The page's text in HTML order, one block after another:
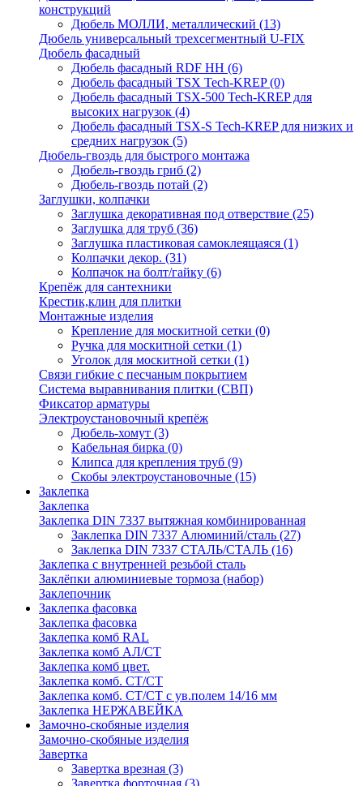
конструкций
Дюбель МОЛЛИ, металлический (13)
Дюбель универсальный трехсегментный U-FIX
Дюбель фасадный
Дюбель фасадный RDF НН (6)
Дюбель фасадный TSX Tech-KREP(0)
Дюбель фасадный TSX-500 Tech-KREP для
высоких нагрузок (4)
Дюбель фасадный TSX-S Tech-KREP для низких и
средних нагрузок (5)
Дюбель-гвоздь для быстрого монтажа
Дюбель-гвоздь гриб (2)
Дюбель-гвоздь потай (2)
Заглушки, колпачки
Заглушка декоративная под отверствие (25)
Заглушка для труб (36)
Заглушка пластиковая самоклеящаяся (1)
Колпачки декор. (31)
Колпачок на болт/гайку (6)
Крепёж для сантехники
Крестик,клин для плитки
Монтажные изделия
Крепление для москитной сетки (0)
Ручка для москитной сетки (1)
Уголок для москитной сетки (1)
Связи гибкие с песчаным покрытием
Система выравнивания плитки (СВП)
Фиксатор арматуры
Электроустановочный крепёж
Дюбель-хомут (3)
Кабельная бирка (0)
Клипса для крепления труб (9)
Скобы электроустановочные (15)
Заклепка
Заклепка
Заклепка DIN 7337 вытяжная комбинированная
Заклепка DIN 7337 Алюминий/сталь (27)
Заклепка DIN 7337 СТАЛЬ/СТАЛЬ (16)
Заклепка с внутренней резьбой сталь
Заклёпки алюминиевые тормоза (набор)
Заклепочник
Заклепка фасовка
Заклепка фасовка
Заклепка комб RAL
Заклепка комб АЛ/СТ
Заклепка комб цвет.
Заклепка комб. СТ/СТ
Заклепка комб. СТ/СТ с ув.полем 14/16 мм
Заклепка НЕРЖАВЕЙКА
Замочно-скобяные изделия
Замочно-скобяные изделия
Завертка
Завертка врезная (3)
Завертка форточная (3)